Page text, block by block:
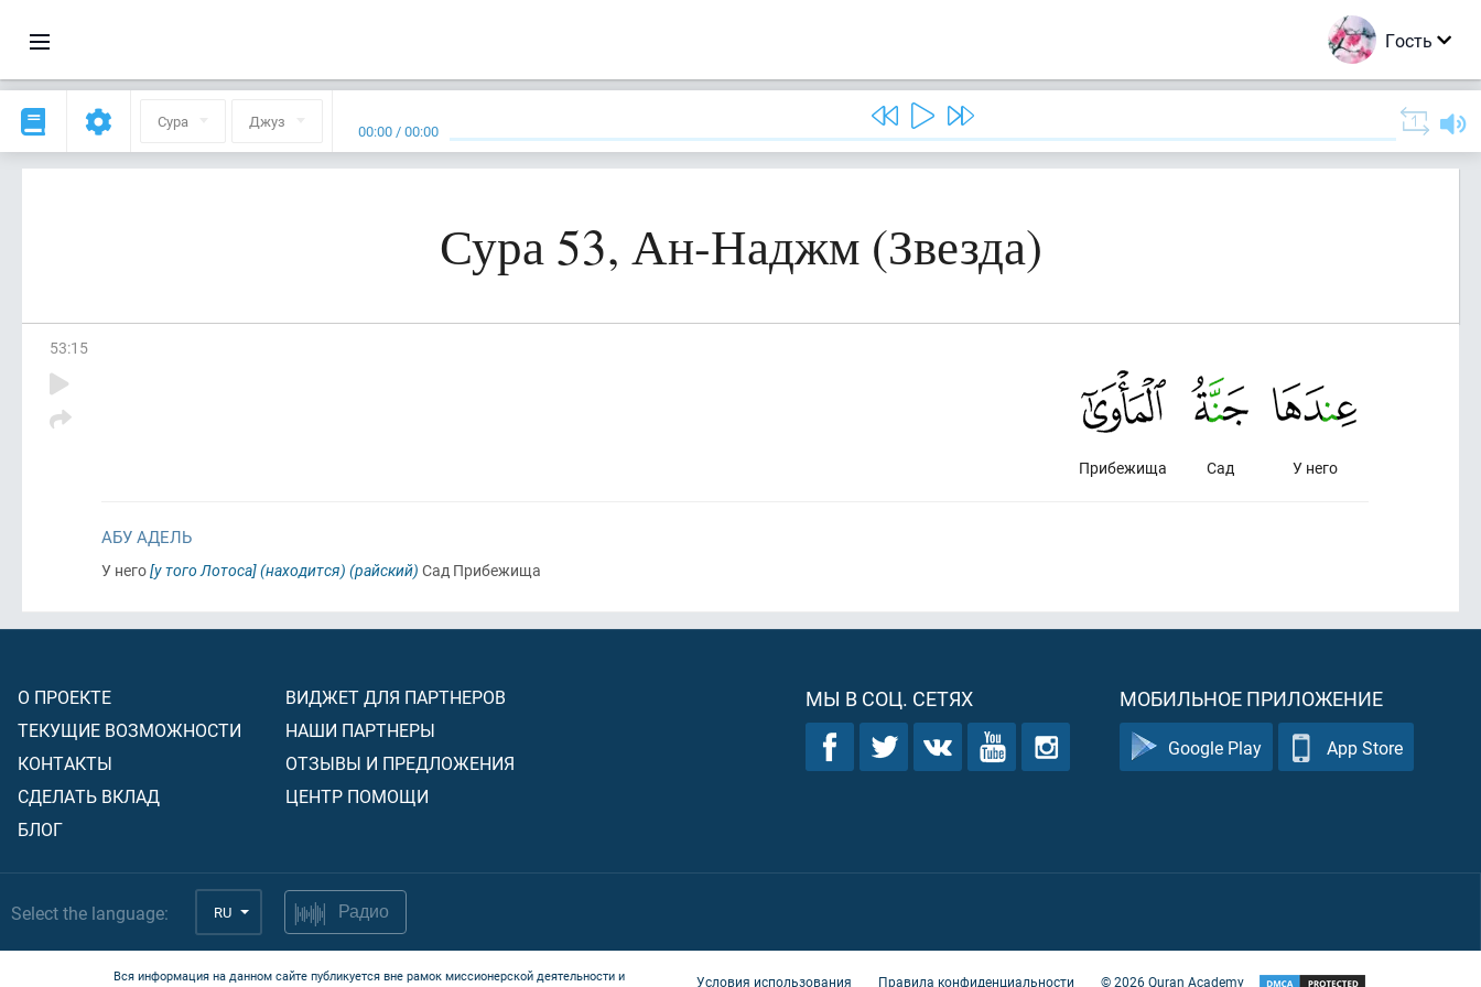
Гость
Сура Джуз 00:00 /00:00
Сура 53, Ан-Наджм (Звезда)
53:15
У него
Сад
Прибежища
АБУ АДЕЛЬ
У него[у того Лотоса](находится) (райский) Сад Прибежища
О ПРОЕКТЕ
ТЕКУЩИЕ ВОЗМОЖНОСТИ
КОНТАКТЫ
СДЕЛАТЬ ВКЛАД
БЛОГ
ВИДЖЕТ ДЛЯ ПАРТНЕРОВ
НАШИ ПАРТНЕРЫ
ОТЗЫВЫ И ПРЕДЛОЖЕНИЯ
ЦЕНТР ПОМОЩИ
МЫ В СОЦ. СЕТЯХ МОБИЛЬНОЕ ПРИЛОЖЕНИЕ
Google Play App Store
Select the language: RU Радио
Вся информация на данном сайте публикуется вне рамок миссионерской деятельности и
Условия использования Правила конфиденциальности ©2026Quran Academy